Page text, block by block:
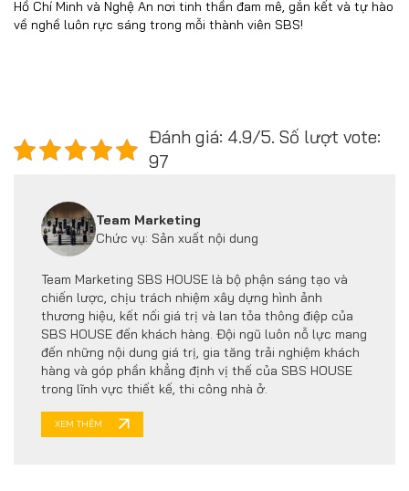
Hồ Chí Minh và Nghệ An nơi tinh thần đam mê, gắn kết và tự hào
về nghề luôn rực sáng trong mỗi thành viên SBS!
Đánh giá: 4.9/5. Số lượt vote:
97
Team Marketing
Chức vụ: Sản xuất nội dung
Team Marketing SBS HOUSE là bộ phận sáng tạo và
chiến lược, chịu trách nhiệm xây dựng hình ảnh
thương hiệu, kết nối giá trị và lan tỏa thông điệp của
SBS HOUSE đến khách hàng. Đội ngũ luôn nỗ lực mang
đến những nội dung giá trị, gia tăng trải nghiệm khách
hàng và góp phần khẳng định vị thế của SBS HOUSE
trong lĩnh vực thiết kế, thi công nhà ở.
XEM THÊM